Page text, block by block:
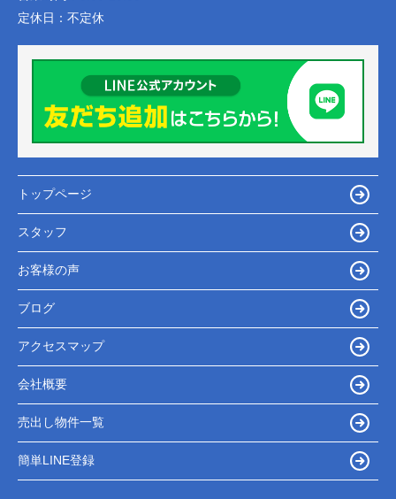
定休日： 不定休
トップページ
スタッフ
お客様の声
ブログ
アクセスマップ
会社概要
売出し物件一覧
簡単LINE登録